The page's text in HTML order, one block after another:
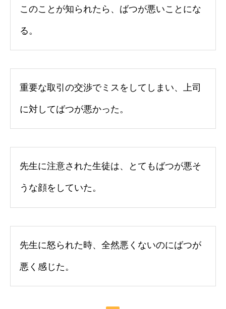
このことが知られたら、ばつが悪いことにな
る。
重要な取引の交渉でミスをしてしまい、上司
に対してばつが悪かった。
先生に注意された生徒は、とてもばつが悪そ
うな顔をしていた。
先生に怒られた時、全然悪くないのにばつが
悪く感じた。